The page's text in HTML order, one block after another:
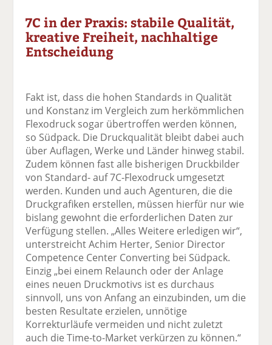
7C in der Praxis: stabile Qualität,
kreative Freiheit, nachhaltige
Entscheidung
Fakt ist, dass die hohen Standards in Qualität
und Konstanz im Vergleich zum herkömmlichen
Flexodruck sogar übertroffen werden können,
so Südpack. Die Druckqualität bleibt dabei auch
über Auflagen, Werke und Länder hinweg stabil.
Zudem können fast alle bisherigen Druckbilder
von Standard- auf 7C-Flexodruck umgesetzt
werden. Kunden und auch Agenturen, die die
Druckgrafiken erstellen, müssen hierfür nur wie
bislang gewohnt die erforderlichen Daten zur
Verfügung stellen. „Alles Weitere erledigen wir“,
unterstreicht Achim Herter, Senior Director
Competence Center Converting bei Südpack.
Einzig „bei einem Relaunch oder der Anlage
eines neuen Druckmotivs ist es durchaus
sinnvoll, uns von Anfang an einzubinden, um die
besten Resultate erzielen, unnötige
Korrekturläufe vermeiden und nicht zuletzt
auch die Time-to-Market verkürzen zu können.“